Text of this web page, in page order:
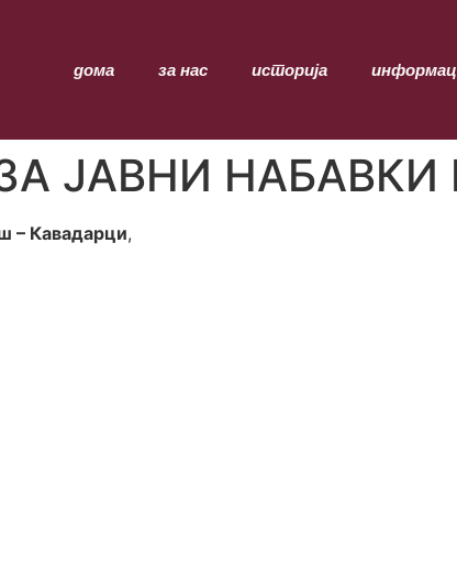
дома за нас историја
ЈАВНИ НАБАВКИ
– Кавадарци,